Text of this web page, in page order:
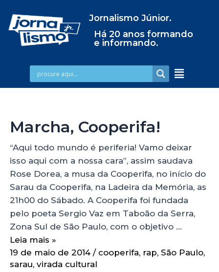
Jornalismo Júnior.
Há 20 anos formando
e informando.
Marcha, Cooperifa!
“Aqui todo mundo é periferia! Vamo deixar
isso aqui com a nossa cara”, assim saudava
Rose Dorea, a musa da Cooperifa, no início do
Sarau da Cooperifa, na Ladeira da Memória, as
21h00 do Sábado. A Cooperifa foi fundada
pelo poeta Sergio Vaz em Taboão da Serra,
Zona Sul de São Paulo, com o objetivo …
Leia mais »
19 de maio de 2014 / cooperifa, rap, São Paulo,
sarau, virada cultural